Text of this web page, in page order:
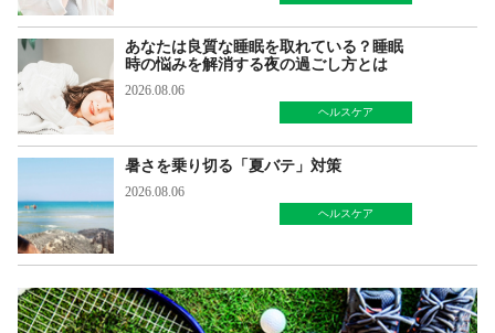
あなたは良質な睡眠を取れている？睡眠
時の悩みを解消する夜の過ごし方とは
2026.08.06
ヘルスケア
暑さを乗り切る「夏バテ」対策
2026.08.06
ヘルスケア